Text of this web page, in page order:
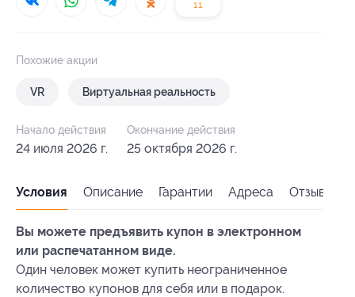
11
Похожие акции
VR Виртуальная реальность
Начало действия
24 июля 2026 г.
Окончание действия
25 октября 2026 г.
Условия Описание Гарантии Адреса Отзывы
Вы можете предъявить купон в электронном
или распечатанном виде.
Один человек может купить неограниченное
количество купонов для себя или в подарок.